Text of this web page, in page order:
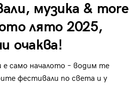
музика & more
лято 2025,
очаква!
е само началото – водим те
фестивали по света и у